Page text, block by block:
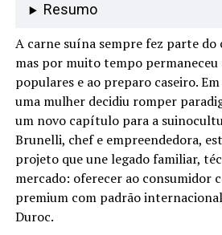
Resumo
A carne suína sempre fez parte
mas por muito tempo permaneceu
populares e ao preparo caseiro.
uma mulher decidiu romper
um novo capítulo para a
Brunelli, chef e empreendedora,
projeto que une legado familiar,
mercado: oferecer ao consumidor
premium com padrão
Duroc.